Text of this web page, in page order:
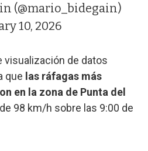
(@mario_bidegain)
10, 2026
visualización de datos
que las ráfagas más
en la zona de Punta del
98 km/h sobre las 9:00 de